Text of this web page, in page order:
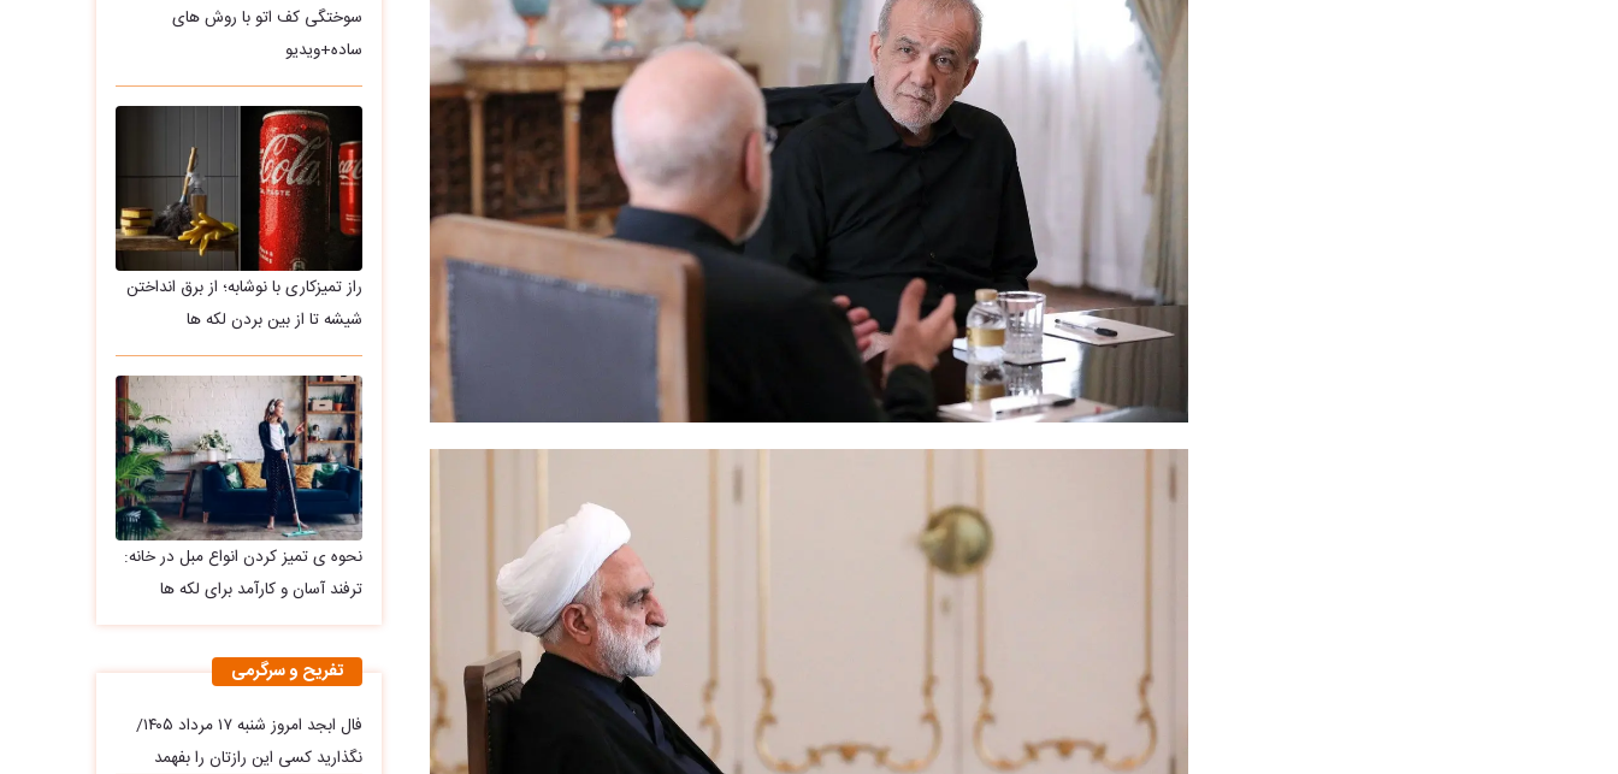
سوختگی کف اتو با روش های
ساده+ویدیو
راز تمیزکاری با نوشابه؛ از برق انداختن
شیشه تا از بین بردن لکه ها
نحوه ی تمیز کردن انواع مبل در خانه:
ترفند آسان و کارآمد برای لکه ها
تفریح و سرگرمی
فال ابجد امروز شنبه ۱۷ مرداد ۱۴۰۵/
نگذارید کسی این رازتان را بفهمد